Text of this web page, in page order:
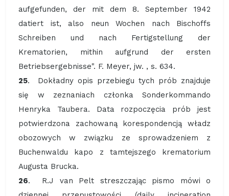
aufgefunden, der mit dem 8. September 1942
datiert ist, also neun Wochen nach Bischoffs
Schreiben und nach Fertigstellung der
Krematorien, mithin aufgrund der ersten
Betriebsergebnisse". F. Meyer, jw. , s. 634.
25. Dokładny opis przebiegu tych prób znajduje
się w zeznaniach członka Sonderkommando
Henryka Taubera. Data rozpoczęcia prób jest
potwierdzona zachowaną korespondencją władz
obozowych w związku ze sprowadzeniem z
Buchenwaldu kapo z tamtejszego krematorium
Augusta Brucka.
26. R.J van Pelt streszczając pismo mówi o